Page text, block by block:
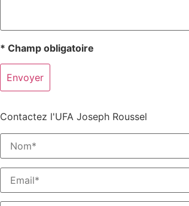
* Champ obligatoire
Contactez l'UFA Joseph Roussel